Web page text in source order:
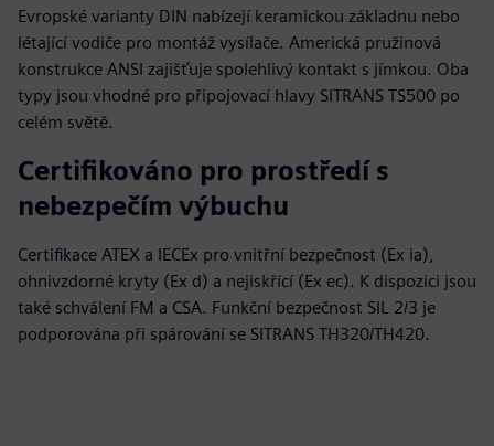
Evropské varianty DIN nabízejí keramickou základnu nebo
létající vodiče pro montáž vysílače. Americká pružinová
konstrukce ANSI zajišťuje spolehlivý kontakt s jímkou. Oba
typy jsou vhodné pro připojovací hlavy SITRANS TS500 po
celém světě.
Certifikováno pro prostředí s
nebezpečím výbuchu
Certifikace ATEX a IECEx pro vnitřní bezpečnost (Ex ia),
ohnivzdorné kryty (Ex d) a nejiskřící (Ex ec). K dispozici jsou
také schválení FM a CSA. Funkční bezpečnost SIL 2/3 je
podporována při spárování se SITRANS TH320/TH420.